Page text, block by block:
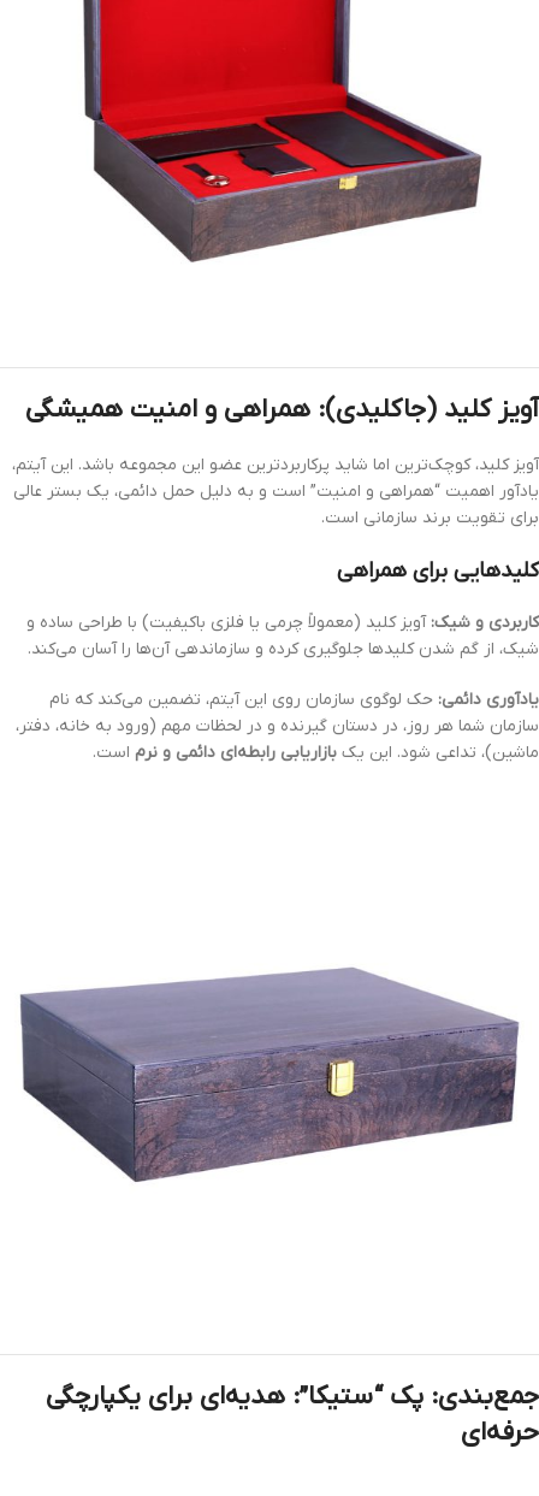
آویز کلید (جاکلیدی): همراهی و امنیت همیشگی
آویز کلید، کوچک‌ترین اما شاید پرکاربردترین عضو این مجموعه باشد. این آیتم،
یادآور اهمیت “همراهی و امنیت” است و به دلیل حمل دائمی، یک بستر عالی
برای تقویت برند سازمانی است.
کلیدهایی برای همراهی
کاربردی و شیک: آویز کلید (معمولاً چرمی یا فلزی باکیفیت) با طراحی ساده و
شیک، از گم شدن کلیدها جلوگیری کرده و سازماندهی آن‌ها را آسان می‌کند.
یادآوری دائمی: حک لوگوی سازمان روی این آیتم، تضمین می‌کند که نام
سازمان شما هر روز، در دستان گیرنده و در لحظات مهم (ورود به خانه، دفتر،
ماشین)، تداعی شود. این یک بازاریابی رابطه‌ای دائمی و نرم است.
جمع‌بندی: پک “ستیکا”: هدیه‌ای برای یکپارچگی
حرفه‌ای